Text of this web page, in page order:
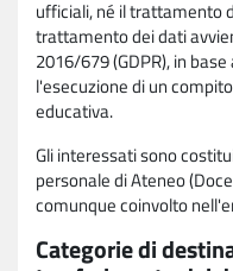
ufficiali, né il trattamento
trattamento dei dati
2016/679 (GDPR), in
l'esecuzione di un
educativa.
Gli interessati sono
personale di Ateneo
comunque coinvolto
Categorie di